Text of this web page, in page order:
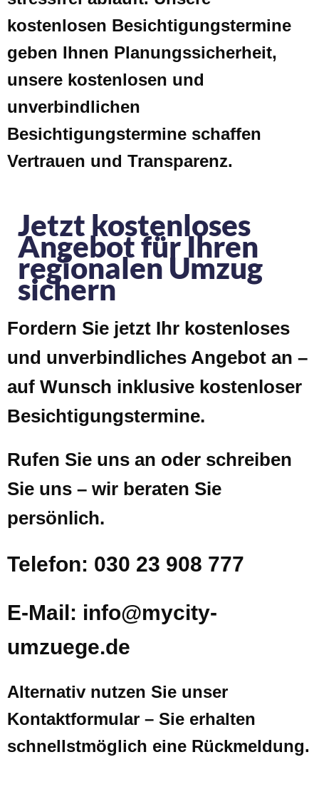
kostenlosen Besichtigungstermine
geben Ihnen Planungssicherheit,
unsere kostenlosen und
unverbindlichen
Besichtigungstermine schaffen
Vertrauen und Transparenz.
Jetzt kostenloses
Angebot für Ihren
regionalen Umzug
sichern
Fordern Sie jetzt Ihr kostenloses
und unverbindliches Angebot an –
auf Wunsch inklusive kostenloser
Besichtigungstermine.
Rufen Sie uns an oder schreiben
Sie uns – wir beraten Sie
persönlich.
Telefon: 030 23 908 777
E-Mail: info@mycity-
umzuege.de
Alternativ nutzen Sie unser
Kontaktformular – Sie erhalten
schnellstmöglich eine Rückmeldung.